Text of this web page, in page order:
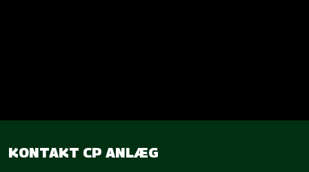
KONTAKT CP ANLÆG